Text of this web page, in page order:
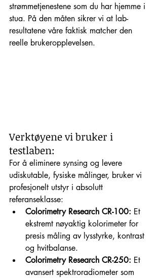
strømmetjenestene som du har hjemme i
stua. På den måten sikrer vi at lab-
resultatene våre faktisk matcher den
reelle brukeropplevelsen.
Verktøyene vi bruker i
testlaben:
For å eliminere synsing og levere
udiskutable, fysiske målinger, bruker vi
profesjonelt utstyr i absolutt
referanseklasse:
Colorimetry Research CR-100: Et
ekstremt nøyaktig kolorimeter for
presis måling av lysstyrke, kontrast
og hvitbalanse.
Colorimetry Research CR-250: Et
avansert spektroradiometer som